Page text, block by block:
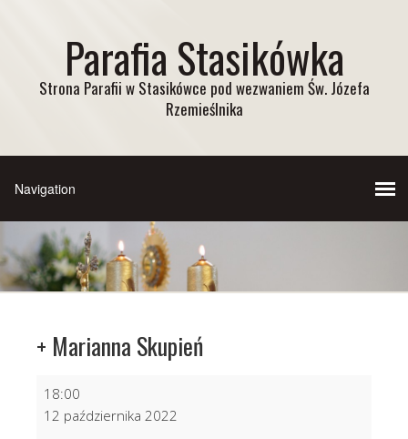
Parafia Stasikówka
Strona Parafii w Stasikówce pod wezwaniem Św. Józefa
Rzemieślnika
+ Marianna Skupień
Marianna
Skupień
18:00
12 października 2022